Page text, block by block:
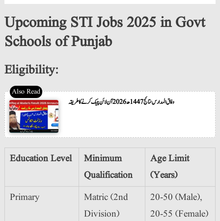
Upcoming STI Jobs 2025 in Govt
Schools of Punjab
Eligibility:
وفاق المدارس نتائج 1447ھ 2026 آن لائن چیک کرنے کا طریقہ
Education Level
Minimum
Qualification
Age Limit
(Years)
Primary
Matric (2nd
Division)
20-50 (Male),
20-55 (Female)